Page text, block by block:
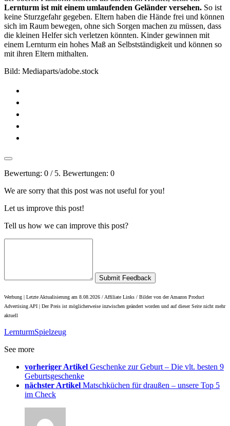
Lernturm ist mit einem umlaufenden Geländer versehen. So ist
keine Sturzgefahr gegeben. Eltern haben die Hände frei und können
sich im Raum bewegen, ohne sich Sorgen machen zu müssen, dass
die kleinen Helfer sich verletzen könnten. Kinder gewinnen mit
einem Lernturm ein hohes Maß an Selbstständigkeit und können so
mit ihren Eltern mithalten.
Bild: Mediaparts/adobe.stock
Bewertung: 0 / 5. Bewertungen: 0
We are sorry that this post was not useful for you!
Let us improve this post!
Tell us how we can improve this post?
Submit Feedback
Werbung | Letzte Aktualisierung am 8.08.2026 / Affiliate Links / Bilder von der Amazon Product
Advertising API | Der Preis ist möglicherweise inzwischen geändert worden und auf dieser Seite nicht mehr
aktuell
LernturmSpielzeug
See more
vorheriger Artikel Geschenke zur Geburt – Die vlt. besten 9
Geburtsgeschenke
nächster Artikel Matschküchen für draußen – unsere Top 5
im Check